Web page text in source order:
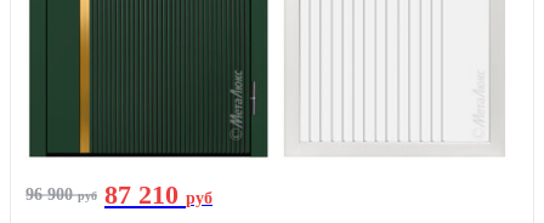
96 900руб 87 210 руб